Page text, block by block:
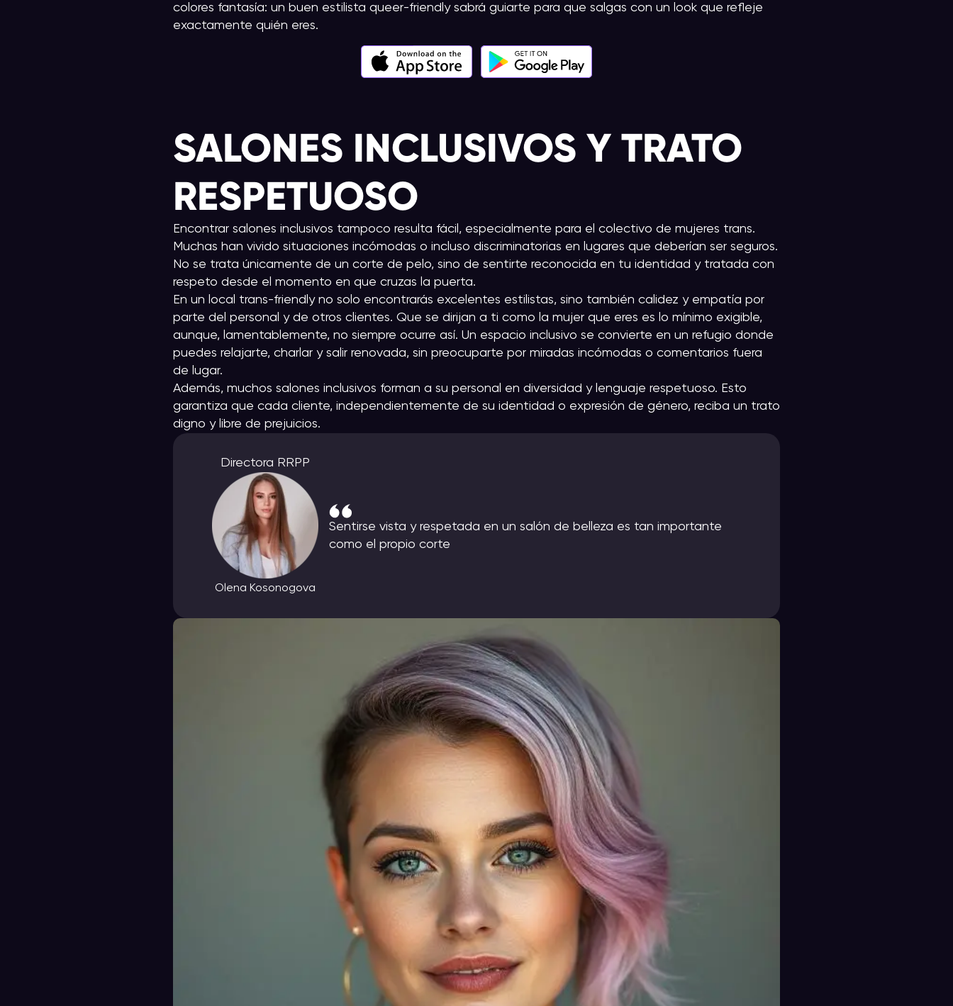
colores fantasía: un buen estilista queer-friendly sabrá guiarte para que salgas con un look que refleje
exactamente quién eres.
SALONES INCLUSIVOS Y TRATO
RESPETUOSO
Encontrar salones inclusivos tampoco resulta fácil, especialmente para el colectivo de mujeres trans.
Muchas han vivido situaciones incómodas o incluso discriminatorias en lugares que deberían ser seguros.
No se trata únicamente de un corte de pelo, sino de sentirte reconocida en tu identidad y tratada con
respeto desde el momento en que cruzas la puerta.
En un local trans-friendly no solo encontrarás excelentes estilistas, sino también calidez y empatía por
parte del personal y de otros clientes. Que se dirijan a ti como la mujer que eres es lo mínimo exigible,
aunque, lamentablemente, no siempre ocurre así. Un espacio inclusivo se convierte en un refugio donde
puedes relajarte, charlar y salir renovada, sin preocuparte por miradas incómodas o comentarios fuera
de lugar.
Además, muchos salones inclusivos forman a su personal en diversidad y lenguaje respetuoso. Esto
garantiza que cada cliente, independientemente de su identidad o expresión de género, reciba un trato
digno y libre de prejuicios.
Directora RRPP
Olena Kosonogova
Sentirse vista y respetada en un salón de belleza es tan importante
como el propio corte